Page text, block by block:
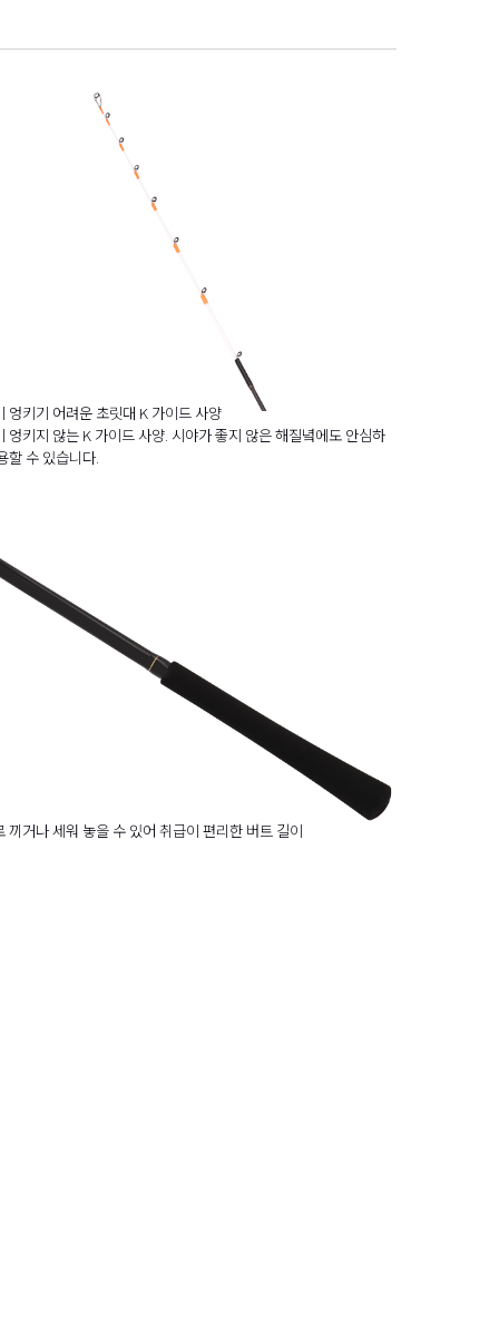
엉키기 어려운 초릿대 K 가이드 사양
엉키지 않는 K 가이드 사양. 시야가 좋지 않은 해질녘에도 안심하
할 수 있습니다.
끼거나 세워 놓을 수 있어 취급이 편리한 버트 길이